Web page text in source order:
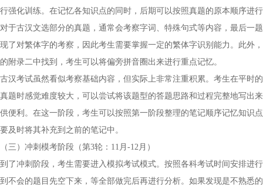
行强化训练。在记忆各知识点的同时，后期可以按照真题的原本顺序进
对于古汉文选部分的真题，通常会考察字词、特殊句式等内容，最后一
现了对繁体字的考察，因此考生需要掌握一定的繁体字识别能力。此外
的附录二中找到，考生可以将偏旁拼音圈出来进行重点记忆。
古汉考试虽然看似考察基础内容，但实际上非常注重积累。考生在平时
真题时感觉难度较大，可以尝试将该题型的答题思路和过程完整地写出
供便利。在这一阶段，考生可以按照第一阶段整理的笔记顺序记忆知识
要及时将其补充到之前的笔记中。
（三）冲刺模考阶段（第3轮：11月-12月）
到了冲刺阶段，考生需要进入模拟考试模式。按照各科考试时间安排进
到不会的题目先空下来，等全部做完后再进行分析。如果发现是不熟悉